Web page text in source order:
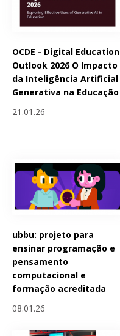
OCDE - Digital Education
Outlook 2026 O Impacto
da Inteligência Artificial
Generativa na Educação
21.01.26
ubbu: projeto para
ensinar programação e
pensamento
computacional e
formação acreditada
08.01.26